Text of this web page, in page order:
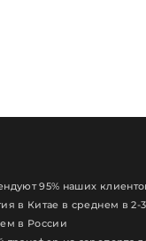
95% наших
в Китае в среднем в 2-
в России